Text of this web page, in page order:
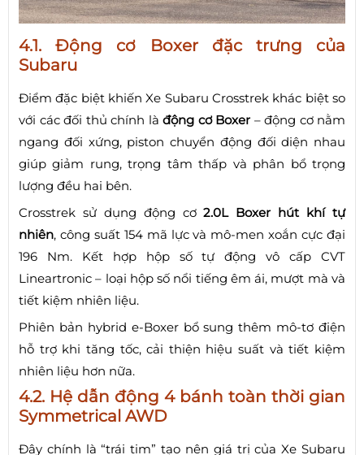
4.1. Động cơ Boxer đặc trưng của
Subaru
Điểm đặc biệt khiến Xe Subaru Crosstrek khác biệt so
với các đối thủ chính là động cơ Boxer – động cơ nằm
ngang đối xứng, piston chuyển động đối diện nhau
giúp giảm rung, trọng tâm thấp và phân bổ trọng
lượng đều hai bên.
Crosstrek sử dụng động cơ2.0L Boxer hút khí tự
nhiên, công suất 154 mã lực và mô-men xoắn cực đại
196 Nm. Kết hợp hộp số tự động vô cấp CVT
Lineartronic – loại hộp số nổi tiếng êm ái, mượt mà và
tiết kiệm nhiên liệu.
Phiên bản hybrid e-Boxer bổ sung thêm mô-tơ điện
hỗ trợ khi tăng tốc, cải thiện hiệu suất và tiết kiệm
nhiên liệu hơn nữa.
4.2. Hệ dẫn động 4 bánh toàn thời gian
Symmetrical AWD
Đây chính là “trái tim” tạo nên giá trị của Xe Subaru